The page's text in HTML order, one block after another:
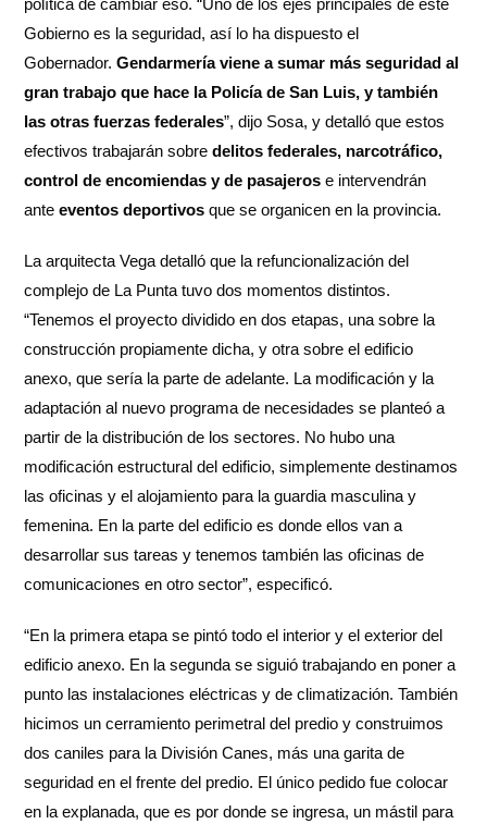
Gobierno es la seguridad, así lo ha dispuesto el
Gobernador.Gendarmería viene a sumar más seguridad al
gran trabajo que hace la Policía de San Luis, y también
las otras fuerzas federales”, dijo Sosa, y detalló que estos
efectivos trabajarán sobredelitos federales, narcotráfico,
control de encomiendas y de pasajeros e intervendrán
anteeventos deportivosque se organicen en la provincia.
La arquitecta Vega detalló que la refuncionalización del
complejo de La Punta tuvo dos momentos distintos.
“Tenemos el proyecto dividido en dos etapas, una sobre la
construcción propiamente dicha, y otra sobre el edificio
anexo, que sería la parte de adelante. La modificación y la
adaptación al nuevo programa de necesidades se planteó a
partir de la distribución de los sectores. No hubo una
modificación estructural del edificio, simplemente destinamos
las oficinas y el alojamiento para la guardia masculina y
femenina. En la parte del edificio es donde ellos van a
desarrollar sus tareas y tenemos también las oficinas de
comunicaciones en otro sector”, especificó.
“En la primera etapa se pintó todo el interior y el exterior del
edificio anexo. En la segunda se siguió trabajando en poner a
punto las instalaciones eléctricas y de climatización. También
hicimos un cerramiento perimetral del predio y construimos
dos caniles para la División Canes, más una garita de
seguridad en el frente del predio. El único pedido fue colocar
en la explanada, que es por donde se ingresa, un mástil para